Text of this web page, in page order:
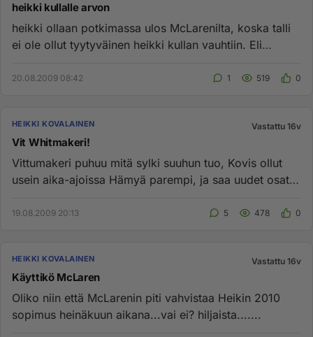
heikki kullalle arvon
heikki ollaan potkimassa ulos McLarenilta, koska talli
ei ole ollut tyytyväinen heikki kullan vauhtiin. Eli
20.08.2009 08:42 1 519 0
HEIKKI KOVALAINEN Vastattu 16v
Vit Whitmakeri!
Vittumakeri puhuu mitä sylki suuhun tuo, Kovis ollut
usein aika-ajoissa Hämyä parempi, ja saa uudet osat
19.08.2009 20:13 5 478 0
HEIKKI KOVALAINEN Vastattu 16v
Käyttikö McLaren
Oliko niin että McLarenin piti vahvistaa Heikin 2010
sopimus heinäkuun aikana...vai ei? hiljaista.......